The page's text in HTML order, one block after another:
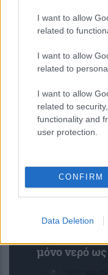
I want to allow
related to
I want to allow
related to
I want to allow
related to
functionality and
user protection.
CONFIRM
Data Deletion
εμφράγματος
είναι
μόνο νερό